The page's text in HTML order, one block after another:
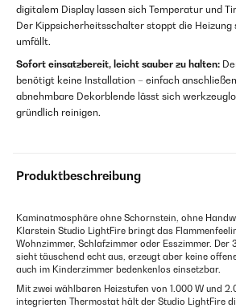
digitalem Display lassen sich Temperatur und
Der Kippsicherheitsschalter stoppt die Heizung
umfällt.
Sofort einsatzbereit, leicht sauber zu halten:
benötigt keine Installation – einfach
abnehmbare Dekorblende lässt sich
gründlich reinigen.
Produktbeschreibung
Kaminatmosphäre ohne Schornstein, ohne
Klarstein Studio LightFire bringt das
Wohnzimmer, Schlafzimmer oder Esszimmer. Der
sieht täuschend echt aus, erzeugt aber keine
auch im Kinderzimmer bedenkenlos einsetzbar.
Mit zwei wählbaren Heizstufen von 1.000 W und
integrierten Thermostat hält der Studio LightFire